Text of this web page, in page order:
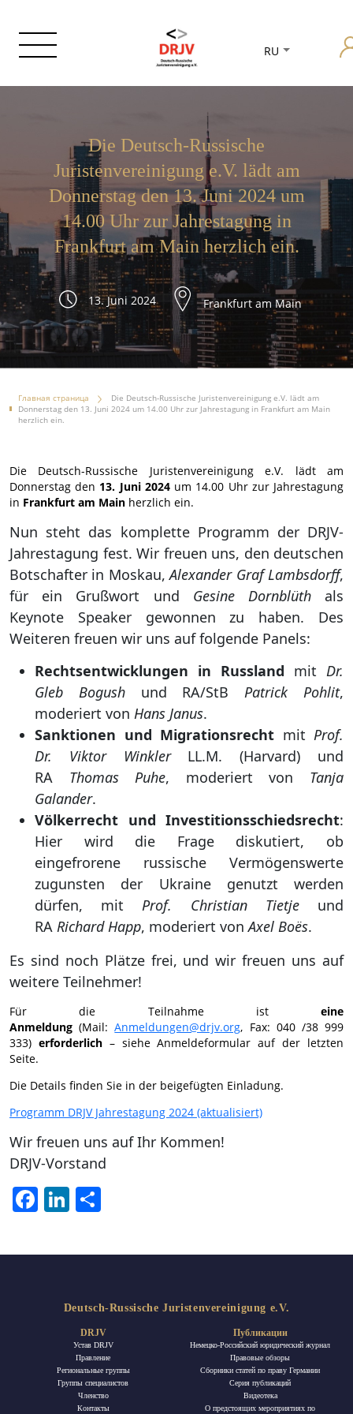
RU
Die Deutsch-Russische
Juristenvereinigung e.V. lädt am
Donnerstag den 13. Juni 2024 um
14.00 Uhr zur Jahrestagung in
Frankfurt am Main herzlich ein.
13. Juni 2024 Frankfurt am Main
Главная страница
Die Deutsch-Russische Juristenvereinigung e.V. lädt am
Donnerstag den 13. Juni 2024 um 14.00 Uhr zur Jahrestagung in Frankfurt am Main
herzlich ein.
Die Deutsch-Russische Juristenvereinigung e.V. lädt am
Donnerstag den 13. Juni 2024um 14.00 Uhr zur Jahrestagung
in Frankfurt am Main herzlich ein.
Nun steht das komplette Programm der DRJV-
Jahrestagung fest. Wir freuen uns, den deutschen
Botschafter in Moskau,Alexander Graf Lambsdorff,
für ein Grußwort und Gesine Dornblüthals
Keynote Speaker gewonnen zu haben. Des
Weiteren freuen wir uns auf folgende Panels:
Rechtsentwicklungen in Russland mit Dr.
Gleb Bogushund RA/StB Patrick Pohlit,
moderiert von Hans Janus.
Sanktionen und Migrationsrecht mit Prof.
Dr. Viktor WinklerLL.M. (Harvard) und
RA Thomas Puhe, moderiert von Tanja
Galander.
Völkerrecht und Investitionsschiedsrecht:
Hier wird die Frage diskutiert, ob
eingefrorene russische Vermögenswerte
zugunsten der Ukraine genutzt werden
dürfen, mitProf. Christian Tietjeund
RA Richard Happ, moderiert vonAxel Boës.
Es sind noch Plätze frei, und wir freuen uns auf
weitere Teilnehmer!
Für die Teilnahme ist eine
Anmeldung (Mail:Anmeldungen@drjv.org, Fax: 040 /38 999
333) erforderlich – siehe Anmeldeformular auf der letzten
Seite.
Die Details finden Sie in der beigefügten Einladung.
Programm DRJV Jahrestagung 2024 (aktualisiert)
Wir freuen uns auf Ihr Kommen!
DRJV-Vorstand
FacebookLinkedIn
Deutsch-Russische Juristenvereinigung e.V.
DRJV
Устав DRJV
Правление
Региональные группы
Группы специалистов
Членство
Контакты
Публикации
Немецко-Российский юридический журнал
Правовые обзоры
Сборники статей по праву Германии
Ceрия публикаций
Видеотека
О предстоящих мероприятиях по